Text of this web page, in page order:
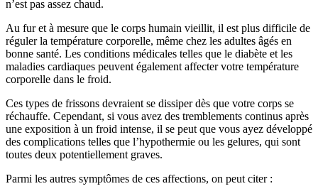
n’est pas assez chaud.
Au fur et à mesure que le corps humain vieillit, il est plus difficile de
réguler la température corporelle, même chez les adultes âgés en
bonne santé. Les conditions médicales telles que le diabète et les
maladies cardiaques peuvent également affecter votre température
corporelle dans le froid.
Ces types de frissons devraient se dissiper dès que votre corps se
réchauffe. Cependant, si vous avez des tremblements continus après
une exposition à un froid intense, il se peut que vous ayez développé
des complications telles que l’hypothermie ou les gelures, qui sont
toutes deux potentiellement graves.
Parmi les autres symptômes de ces affections, on peut citer :